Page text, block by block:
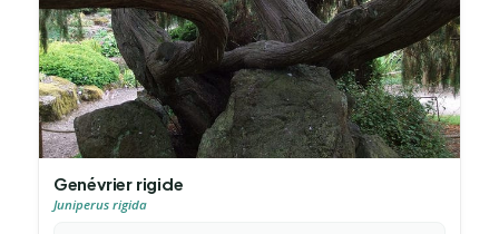
Genévrier rigide
Juniperus rigida